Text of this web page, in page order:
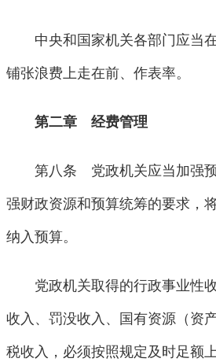
中央和国家机关各部门应当在
铺张浪费上走在前、作表率。
第二章 经费管理
第八条 党政机关应当加强预
强财政资源和预算统筹的要求，
纳入预算。
党政机关取得的行政事业性收
收入、罚没收入、国有资源（资
税收入，必须按照规定及时足额